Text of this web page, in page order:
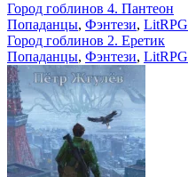
Город гоблинов 4. Пантеон
Попаданцы, Фэнтези, LitRPG
Город гоблинов 2. Еретик
Попаданцы, Фэнтези, LitRPG